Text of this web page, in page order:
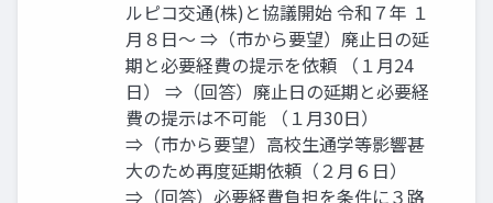
ルピコ交通(株)と協議開始 令和７年 １
月８日～ ⇒（市から要望）廃止日の延
期と必要経費の提示を依頼 （１月24
日） ⇒（回答）廃止日の延期と必要経
費の提示は不可能 （１月30日）
⇒（市から要望）高校生通学等影響甚
大のため再度延期依頼（２月６日）
⇒（回答）必要経費負担を条件に３路